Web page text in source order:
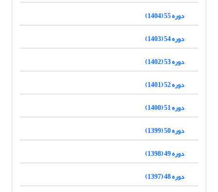
دوره 55 (1404)
دوره 54 (1403)
دوره 53 (1402)
دوره 52 (1401)
دوره 51 (1400)
دوره 50 (1399)
دوره 49 (1398)
دوره 48 (1397)